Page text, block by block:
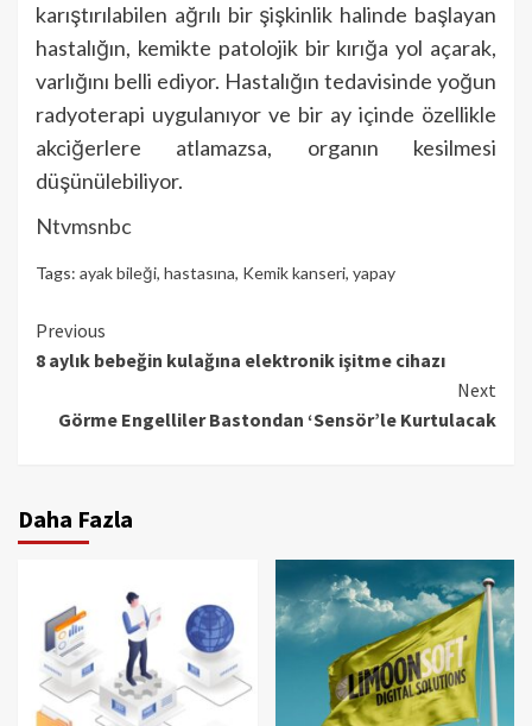
karıştırılabilen ağrılı bir şişkinlik halinde başlayan
hastalığın, kemikte patolojik bir kırığa yol açarak,
varlığını belli ediyor. Hastalığın tedavisinde yoğun
radyoterapi uygulanıyor ve bir ay içinde özellikle
akciğerlere atlamazsa, organın kesilmesi
düşünülebiliyor.
Ntvmsnbc
Tags: ayak bileği, hastasına, Kemik kanseri, yapay
Continue
Reading
Previous
8 aylık bebeğin kulağına elektronik işitme cihazı
Next
Görme Engelliler Bastondan ‘Sensör’le Kurtulacak
Daha Fazla